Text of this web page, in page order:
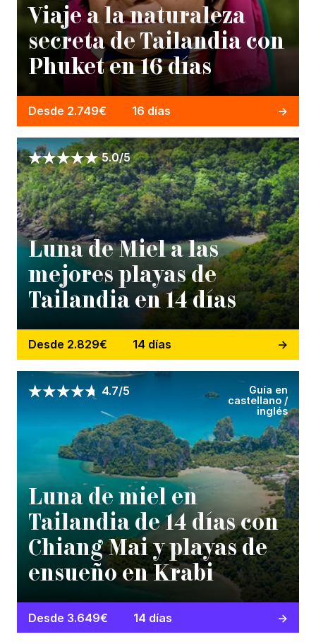
Viaje a la naturaleza
secreta de Tailandia con
Phuket en 16 días
Desde 2.749€ 16 días
5.0/5
Luna de Miel a las
mejores playas de
Tailandia en 14 días
Desde 2.829€ 14 días
4.7/5
Guía en
castellano /
inglés
Luna de miel en
Tailandia de 14 días con
Chiang Mai y playas de
ensueño en Krabi
Desde 3.649€ 14 días